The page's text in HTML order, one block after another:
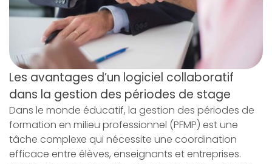
Les avantages d’un logiciel collaboratif
dans la gestion des périodes de stage
Dans le monde éducatif, la gestion des périodes de
formation en milieu professionnel (PFMP) est une
tâche complexe qui nécessite une coordination
efficace entre élèves, enseignants et entreprises.